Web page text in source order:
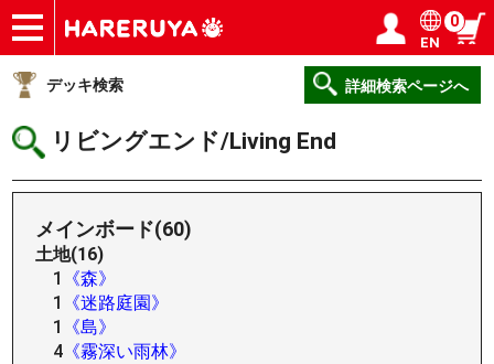
ショップ
買取
記事
デッキ検索
デッキ構築
選手一覧
店舗一覧
イベント
ヘルプ
お問い合わせ ログイン／会員登録
EN
0
デッキ検索 詳細検索ページへ
リビングエンド/Living End
メインボード(60)
土地(16)
1
《森》
1
《迷路庭園》
1
《島》
4 《霧深い雨林》